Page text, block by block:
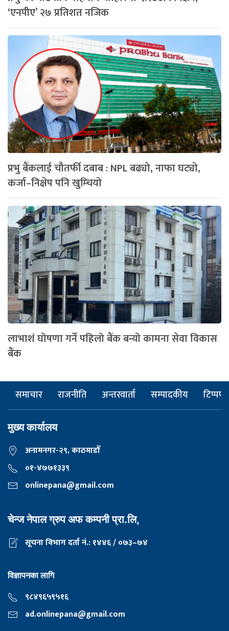
‘एनपीए’ २७ प्रतिशत नजिक
प्रभु बैंकलाई चौतर्फी दबाब : NPL बढ्यो, नाफा घट्यो,
कर्जा–निक्षेप पनि खुम्चियो
लाभाशं घोषणा गर्ने पहिलो बैंक बन्यो कामना सेवा विकास
बैंक
समाचार राजनीति अन्तरवार्ता सम्पादकीय टिप्पणी
मुख्य कार्यालय
अनामनगर-२९, काठमाडाैँ
०१-४७७१३३९
onlinepana@gmail.com
चेन्ज नेपाल ग्रुप अफ कम्पनी प्रा.लि,
सूचना विभाग दर्ता नं.: १४४६ / ०७३–७४
विज्ञापनका लागि
९८४९६५९५१६
ad.onlinepana@gmail.com